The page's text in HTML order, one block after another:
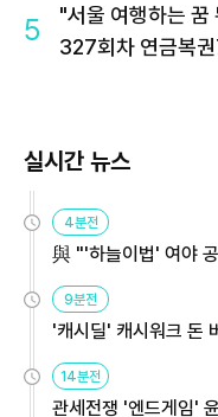
5
"서울 여행하는
327회차 연금복
실시간 뉴스
4분전
與 "'하늘이법' 여야
9분전
'캐시딜' 캐시워크 돈
14분전
관세전쟁 '엔드게임'